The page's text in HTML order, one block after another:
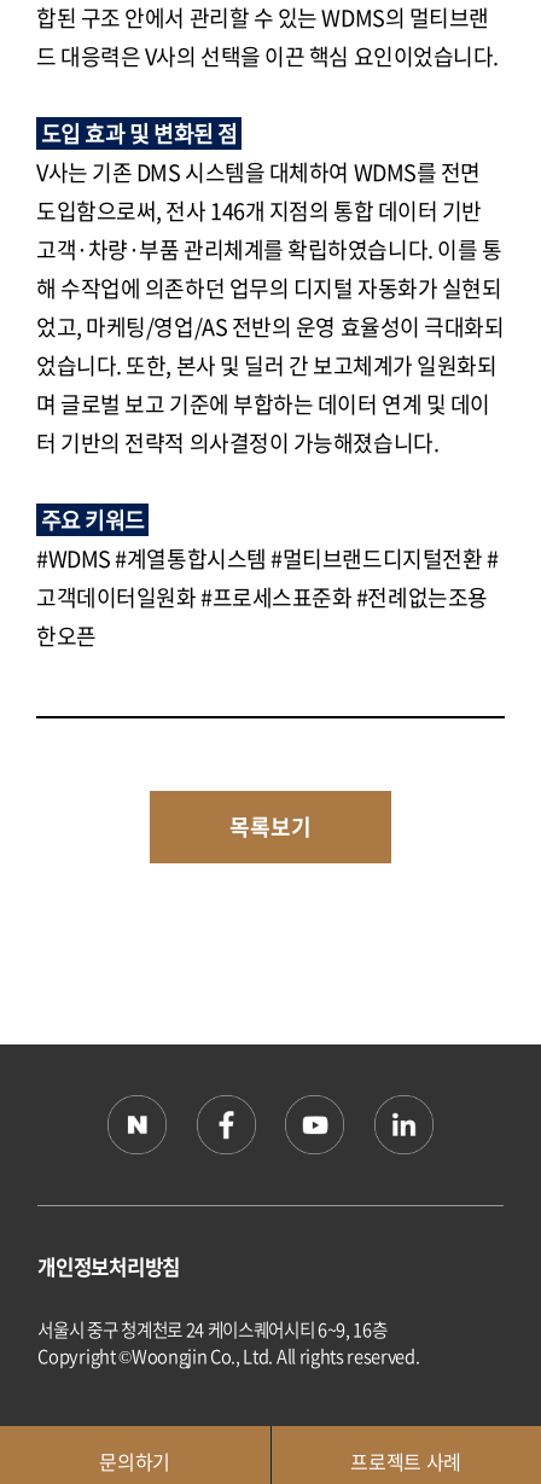
합된 구조 안에서 관리할 수 있는 WDMS의 멀티브랜
드 대응력은 V사의 선택을 이끈 핵심 요인이었습니다.
도입 효과 및 변화된 점
V사는 기존 DMS 시스템을 대체하여 WDMS를 전면
도입함으로써, 전사 146개 지점의 통합 데이터 기반
고객·차량·부품 관리체계를 확립하였습니다. 이를 통
해 수작업에 의존하던 업무의 디지털 자동화가 실현되
었고, 마케팅/영업/AS 전반의 운영 효율성이 극대화되
었습니다. 또한, 본사 및 딜러 간 보고체계가 일원화되
며 글로벌 보고 기준에 부합하는 데이터 연계 및 데이
터 기반의 전략적 의사결정이 가능해졌습니다.
주요 키워드
#WDMS #계열통합시스템 #멀티브랜드디지털전환 #
고객데이터일원화 #프로세스표준화 #전례없는조용
한오픈
목록보기
개인정보처리방침
서울시 중구 청계천로 24 케이스퀘어시티 6~9, 16층
Copyright ©Woongjin Co., Ltd. All rights reserved.
문의하기 프로젝트 사례